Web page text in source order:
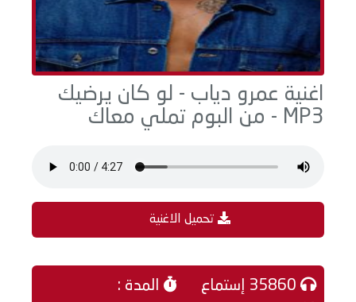
اغنية عمرو دياب - لو كان يرضيك
MP3 - من البوم تملي معاك
تحميل الاغنية
المدة :